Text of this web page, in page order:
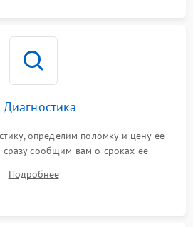
Диагностика
определим поломку и цену ее
сразу сообщим вам о сроках ее
Подробнее